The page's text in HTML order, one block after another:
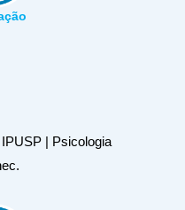
| Psicologia